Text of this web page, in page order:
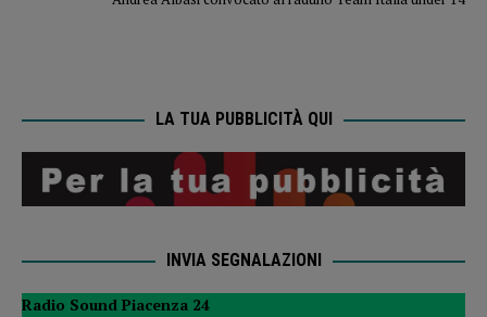
LA TUA PUBBLICITÀ QUI
INVIA SEGNALAZIONI
Radio Sound Piacenza 24